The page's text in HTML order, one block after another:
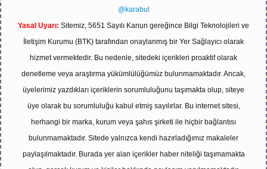
@karabul
Yasal Uyarı: Sitemiz, 5651 Sayılı Kanun gereğince Bilgi Teknolojileri ve
İletişim Kurumu (BTK) tarafından onaylanmış bir Yer Sağlayıcı olarak
hizmet vermektedir. Bu nedenle, sitedeki içerikleri proaktif olarak
denetleme veya araştırma yükümlülüğümüz bulunmamaktadır. Ancak,
üyelerimiz yazdıkları içeriklerin sorumluluğunu taşımakta olup, siteye
üye olarak bu sorumluluğu kabul etmiş sayılırlar. Bu internet sitesi,
herhangi bir marka, kurum veya şahıs şirketi ile hiçbir bağlantısı
bulunmamaktadır. Sitede yalnızca kendi hazırladığımız makaleler
paylaşılmaktadır. Burada yer alan içerikler haber niteliği taşımamakta